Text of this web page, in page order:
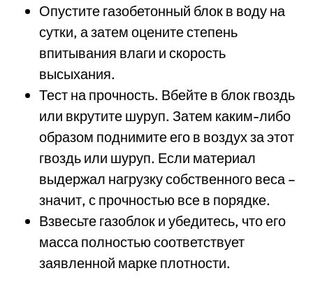
Опустите газобетонный блок в воду на
сутки, а затем оцените степень
впитывания влаги и скорость
высыхания.
Тест на прочность. Вбейте в блок гвоздь
или вкрутите шуруп. Затем каким-либо
образом поднимите его в воздух за этот
гвоздь или шуруп. Если материал
выдержал нагрузку собственного веса –
значит, с прочностью все в порядке.
Взвесьте газоблок и убедитесь, что его
масса полностью соответствует
заявленной марке плотности.